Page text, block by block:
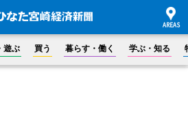
遊ぶ 買う 暮らす・働く 学ぶ・知る